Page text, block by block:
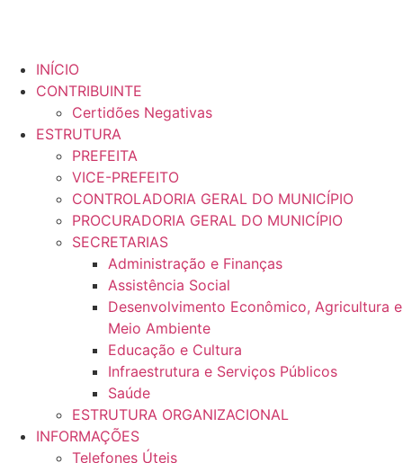
INÍCIO
CONTRIBUINTE
Certidões Negativas
ESTRUTURA
PREFEITA
VICE-PREFEITO
CONTROLADORIA GERAL DO MUNICÍPIO
PROCURADORIA GERAL DO MUNICÍPIO
SECRETARIAS
Administração e Finanças
Assistência Social
Desenvolvimento Econômico, Agricultura e
Meio Ambiente
Educação e Cultura
Infraestrutura e Serviços Públicos
Saúde
ESTRUTURA ORGANIZACIONAL
INFORMAÇÕES
Telefones Úteis